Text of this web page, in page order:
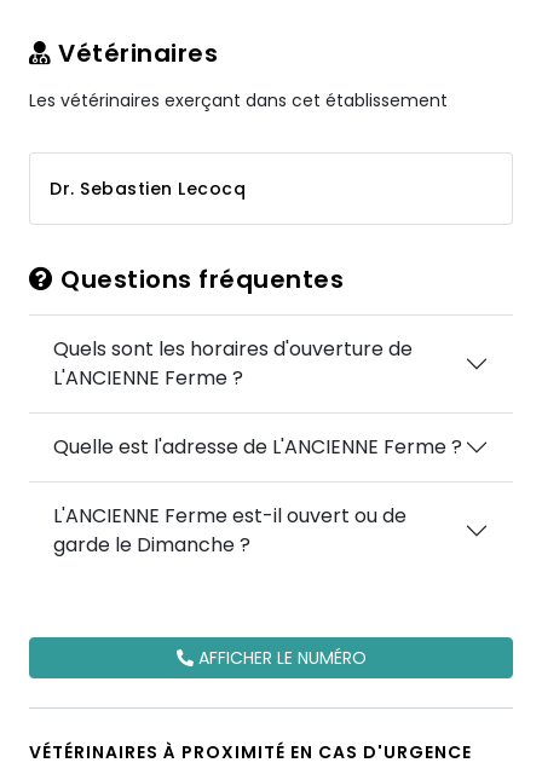
Vétérinaires
Les vétérinaires exerçant dans cet établissement
Dr. Sebastien Lecocq
Questions fréquentes
Quels sont les horaires d'ouverture de
L'ANCIENNE Ferme ?
Quelle est l'adresse de L'ANCIENNE Ferme ?
L'ANCIENNE Ferme est-il ouvert ou de
garde le Dimanche ?
AFFICHER LE NUMÉRO
VÉTÉRINAIRES À PROXIMITÉ EN CAS D'URGENCE